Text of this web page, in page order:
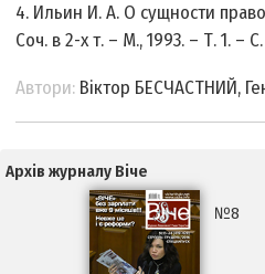
4. Ильин И. А. О сущности
Соч. в 2-х т. – М., 1993. – Т. 1. –
Автори: Віктор БЕСЧАСТНИЙ,
Архів журналу Віче
№8